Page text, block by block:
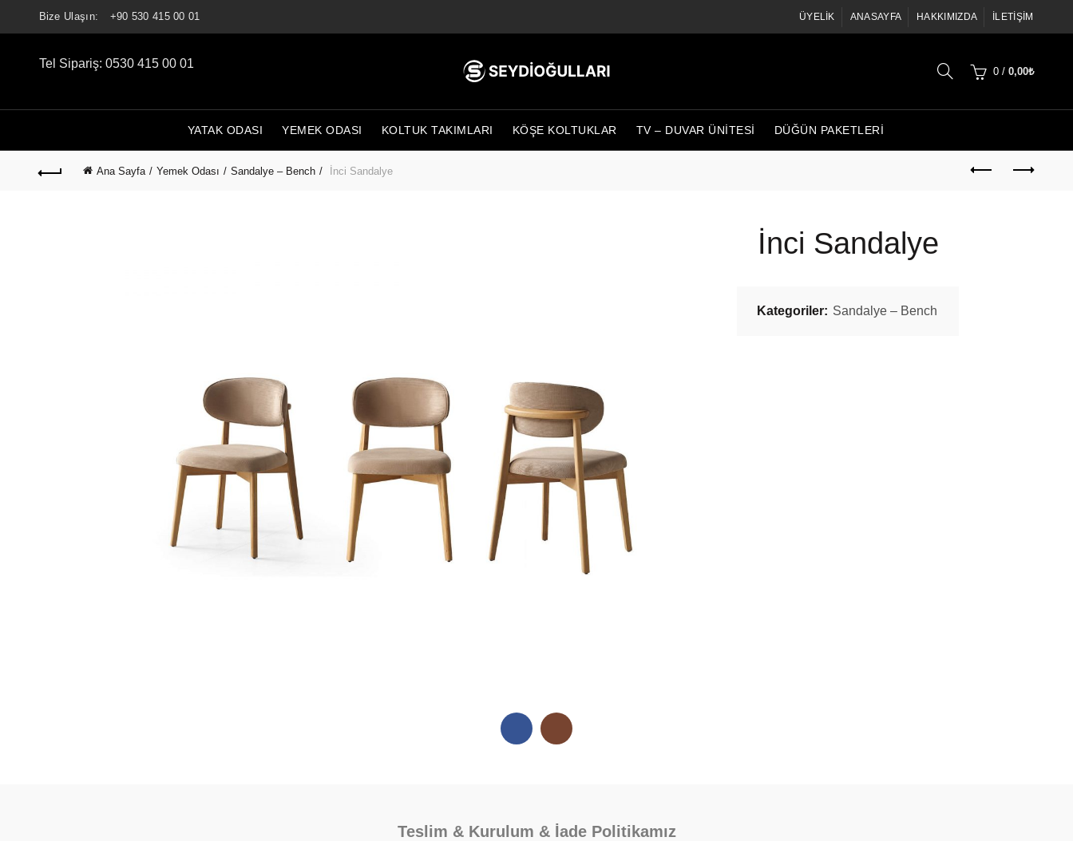
Bize Ulaşın: +90 530 415 00 01 ÜYELIK ANASAYFA HAKKIMIZDA İLETIŞIM
Tel Sipariş: 0530 415 00 01
0 / 0,00₺
YATAK ODASI YEMEK ODASI KOLTUK TAKIMLARI KÖŞE KOLTUKLAR TV – DUVAR ÜNITESI DÜĞÜN PAKETLERI
Ana Sayfa Yemek Odası Sandalye – Bench İnci Sandalye
İnci Sandalye
Kategoriler: Sandalye – Bench
Teslim & Kurulum & İade Politikamız